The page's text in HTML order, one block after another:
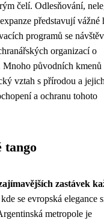
čelí. Odlesňování,
představují vážné
programů se
organizací o
Mnoho původních
vztah s přírodou a
a ochranu tohoto
tango
zastávek
kde se evropská elegance
metropole je